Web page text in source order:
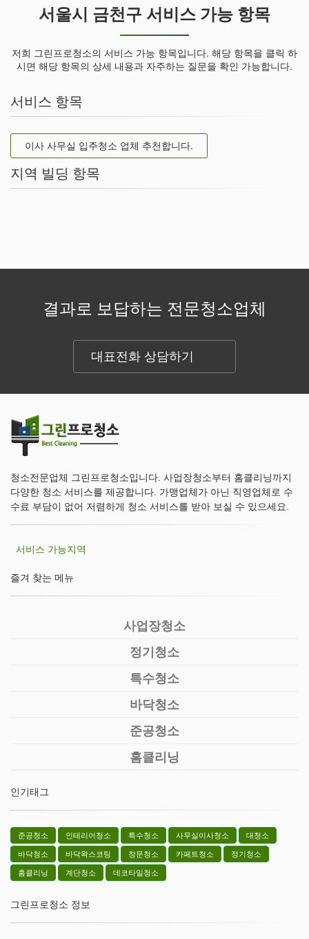
서울시 금천구 서비스 가능 항목
저희 그린프로청소의 서비스 가능 항목입니다. 해당 항목을 클릭 하
시면 해당 항목의 상세 내용과 자주하는 질문을 확인 가능합니다.
서비스 항목
이사 사무실 입주청소 업체 추천합니다.
지역 빌딩 항목
결과로 보답하는 전문청소업체
대표전화 상담하기
청소전문업체 그린프로청소입니다. 사업장청소부터 홈클리닝까지
다양한 청소 서비스를 제공합니다. 가맹업체가 아닌 직영업체로 수
수료 부담이 없어 저렴하게 청소 서비스를 받아 보실 수 있으세요.
서비스 가능지역
즐겨 찾는 메뉴
사업장청소
정기청소
특수청소
바닥청소
준공청소
홈클리닝
인기태그
준공청소 인테리어청소 특수청소 사무실이사청소
대청소
바닥청소
바닥왁스코팅 창문청소 카페트청소
정기청소
홈클리닝
계단청소 데코타일청소
그린프로청소 정보